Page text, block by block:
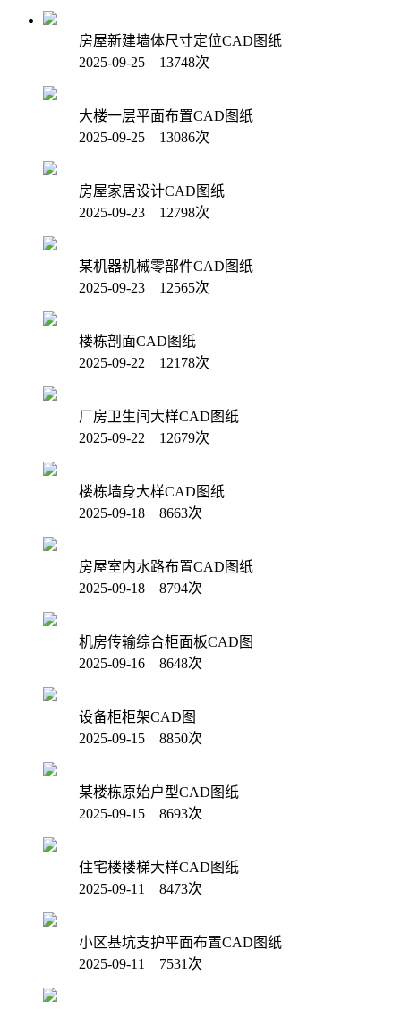
房屋新建墙体尺寸定位CAD图纸
2025-09-25 13748次
大楼一层平面布置CAD图纸
2025-09-25 13086次
房屋家居设计CAD图纸
2025-09-23 12798次
某机器机械零部件CAD图纸
2025-09-23 12565次
楼栋剖面CAD图纸
2025-09-22 12178次
厂房卫生间大样CAD图纸
2025-09-22 12679次
楼栋墙身大样CAD图纸
2025-09-18 8663次
房屋室内水路布置CAD图纸
2025-09-18 8794次
机房传输综合柜面板CAD图
2025-09-16 8648次
设备柜柜架CAD图
2025-09-15 8850次
某楼栋原始户型CAD图纸
2025-09-15 8693次
住宅楼楼梯大样CAD图纸
2025-09-11 8473次
小区基坑支护平面布置CAD图纸
2025-09-11 7531次